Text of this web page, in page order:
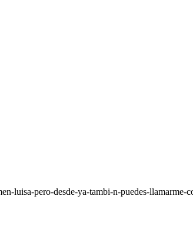
luisa-pero-desde-ya-tambi-n-puedes-llamarme-